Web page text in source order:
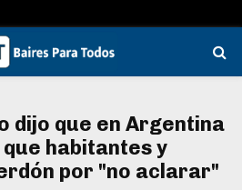
dijo que en Argentina
habitantes y
por "no aclarar"